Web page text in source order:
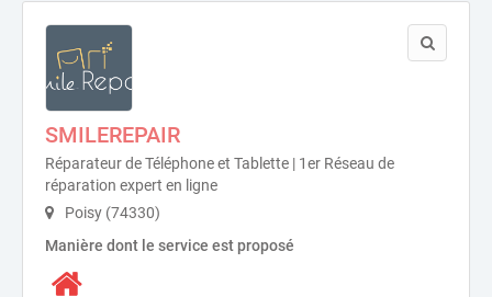
SMILEREPAIR
Réparateur de Téléphone et Tablette | 1er Réseau de
réparation expert en ligne
Poisy (74330)
Manière dont le service est proposé